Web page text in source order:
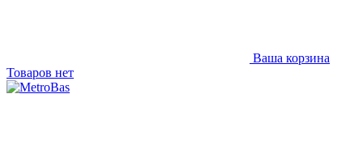
Ваша корзина
Товаров нет